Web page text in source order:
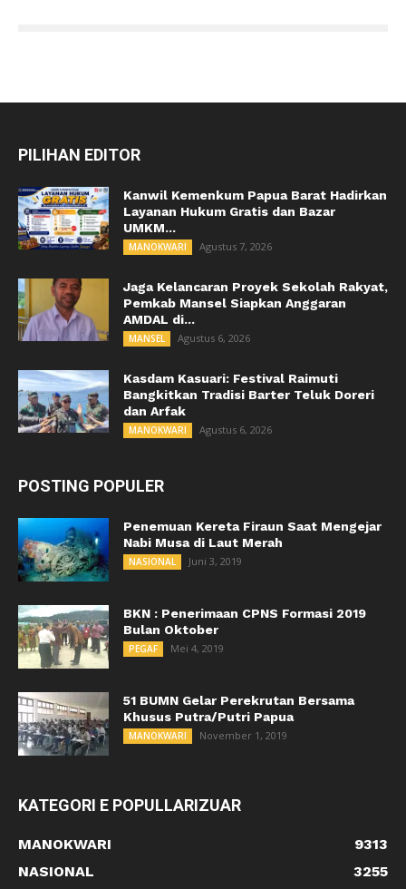
PILIHAN EDITOR
Kanwil Kemenkum Papua Barat Hadirkan
Layanan Hukum Gratis dan Bazar
UMKM...
MANOKWARI Agustus 7, 2026
Jaga Kelancaran Proyek Sekolah Rakyat,
Pemkab Mansel Siapkan Anggaran
AMDAL di...
MANSEL Agustus 6, 2026
Kasdam Kasuari: Festival Raimuti
Bangkitkan Tradisi Barter Teluk Doreri
dan Arfak
MANOKWARI Agustus 6, 2026
POSTING POPULER
Penemuan Kereta Firaun Saat Mengejar
Nabi Musa di Laut Merah
NASIONAL Juni 3, 2019
BKN : Penerimaan CPNS Formasi 2019
Bulan Oktober
PEGAF Mei 4, 2019
51 BUMN Gelar Perekrutan Bersama
Khusus Putra/Putri Papua
MANOKWARI November 1, 2019
KATEGORI E POPULLARIZUAR
MANOKWARI
9313
NASIONAL
3255